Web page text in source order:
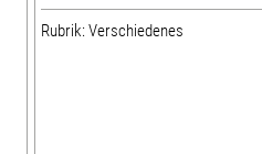
Rubrik: Verschiedenes